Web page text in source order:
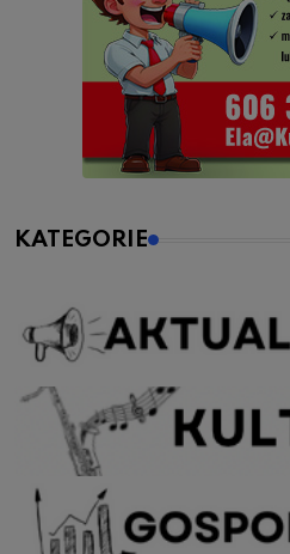
KATEGORIE